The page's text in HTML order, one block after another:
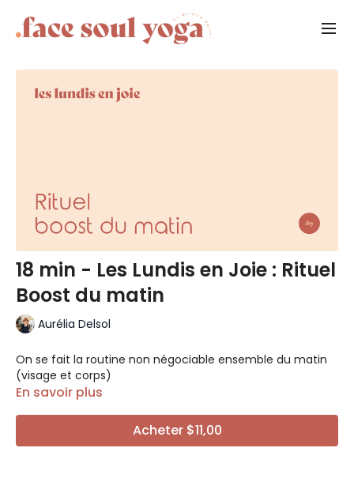
18 min - Les Lundis en Joie : Rituel
Boost du matin
Aurélia Delsol
On se fait la routine non négociable ensemble du matin
(visage et corps)
En savoir plus
Acheter $11,00